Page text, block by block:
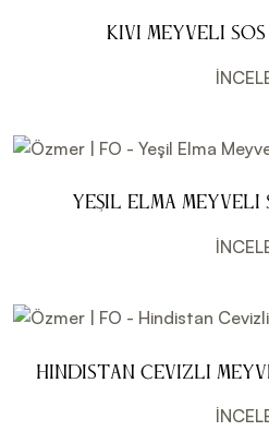
Kivi Meyveli
Yeşil Elma Meyveli
Hindistan Cevizli